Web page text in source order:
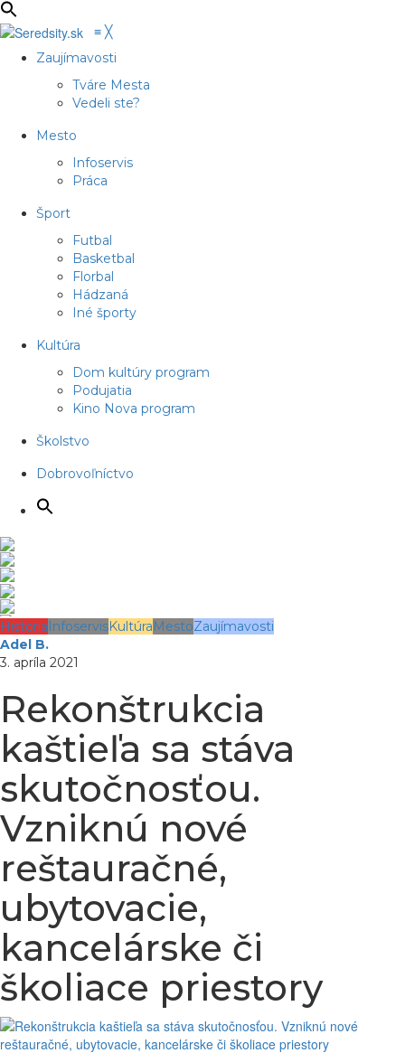
≡ ╳
Zaujímavosti
Tváre Mesta
Vedeli ste?
Mesto
Infoservis
Práca
Šport
Futbal
Basketbal
Florbal
Hádzaná
Iné športy
Kultúra
Dom kultúry program
Podujatia
Kino Nova program
Školstvo
Dobrovoľníctvo
História InfoservisKultúra MestoZaujímavosti
Adel B.
3. apríla 2021
Rekonštrukcia
kaštieľa sa stáva
skutočnosťou.
Vzniknú nové
reštauračné,
ubytovacie,
kancelárske či
školiace priestory